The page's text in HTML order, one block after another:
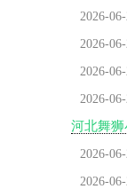
2026-
2026-
2026-
2026-
河北舞
2026-
2026-